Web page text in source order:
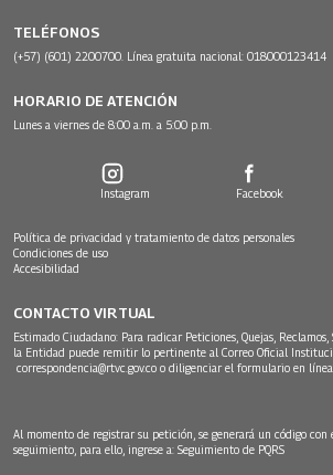
TELÉFONOS
(+57) (601) 2200700. Línea gratuita nacional: 018000123414
HORARIO DE ATENCIÓN
Lunes a viernes de 8:00 a.m. a 5:00 p.m.
Instagram Facebook
Política de privacidad y tratamiento de datos personales
Condiciones de uso
Accesibilidad
CONTACTO VIRTUAL
Estimado Ciudadano: Para radicar Peticiones, Quejas,
la Entidad puede remitir lo pertinente al Correo Oficial
correspondencia@rtvc.gov.co o diligenciar el formulario en
Al momento de registrar su petición, se generará un código
seguimiento, para ello, ingrese a: Seguimiento de PQRS